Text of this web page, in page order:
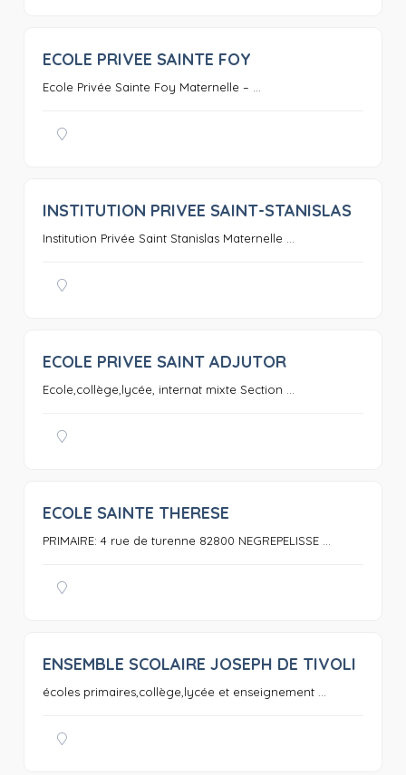
ECOLE PRIVEE SAINTE FOY
Ecole Privée Sainte Foy Maternelle – ...
0
INSTITUTION PRIVEE SAINT-STANISLAS
Institution Privée Saint Stanislas Maternelle ...
ECOLE PRIVEE SAINT ADJUTOR
Ecole,collège,lycée, internat mixte Section ...
ECOLE SAINTE THERESE
PRIMAIRE: 4 rue de turenne 82800 NEGREPELISSE ...
0
ENSEMBLE SCOLAIRE JOSEPH DE TIVOLI
écoles primaires,collège,lycée et enseignement ...